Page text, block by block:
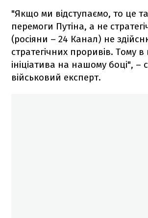
"Якщо ми відступаємо, то це
перемоги Путіна, а не
(росіяни – 24 Канал) не
стратегічних проривів. Тому в
ініціатива на нашому боці", –
військовий експерт.